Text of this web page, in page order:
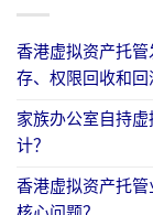
香港虚拟资产托
存、权限回收和回
家族办公室自持
计？
香港虚拟资产托